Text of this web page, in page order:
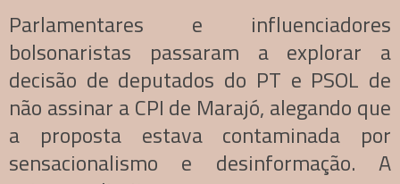
Parlamentares e influenciadores
bolsonaristas passaram a explorar a
decisão de deputados do PT e PSOL de
não assinar a CPI de Marajó, alegando que
a proposta estava contaminada por
sensacionalismo e desinformação. A